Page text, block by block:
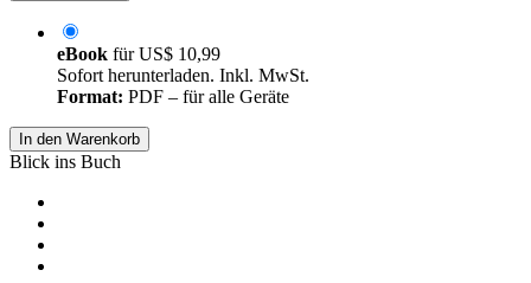
eBook fürUS$ 10,99
Sofort herunterladen. Inkl. MwSt.
Format: PDF – für alle Geräte
In den Warenkorb
Blick ins Buch